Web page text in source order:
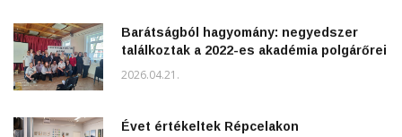
Barátságból hagyomány: negyedszer
találkoztak a 2022-es akadémia polgárőrei
2026.04.21.
Évet értékeltek Répcelakon